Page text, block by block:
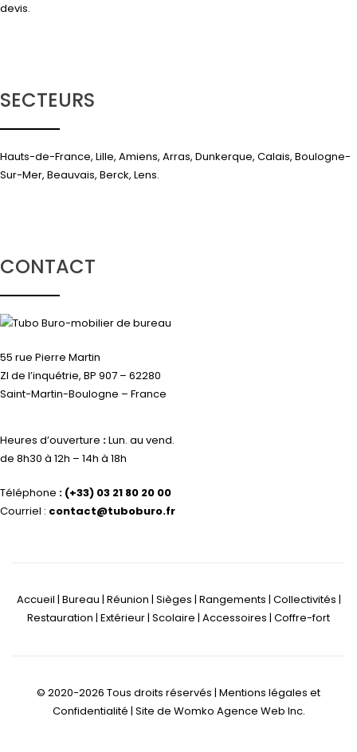
devis.
SECTEURS
Hauts-de-France, Lille, Amiens, Arras, Dunkerque, Calais, Boulogne-
Sur-Mer, Beauvais, Berck, Lens.
CONTACT
55 rue Pierre Martin
ZI de l’inquétrie, BP 907 – 62280
Saint-Martin-Boulogne – France
Heures d’ouverture :Lun. au vend.
de 8h30 à 12h – 14h à 18h
Téléphone : (+33) 03 21 80 20 00
Courriel : contact@tuboburo.fr
Accueil | Bureau | Réunion | Sièges | Rangements | Collectivités |
Restauration | Extérieur | Scolaire | Accessoires | Coffre-fort
© 2020-2026 Tous droits réservés | Mentions légales et
Confidentialité | Site de Womko Agence Web Inc.